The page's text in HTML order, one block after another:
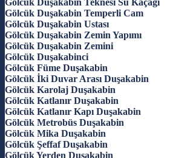
Gölcük Duşakabin Teknesi Su Kaçağı
Gölcük Duşakabin Temperli Cam
Gölcük Duşakabin Ustası
Gölcük Duşakabin Zemin Yapımı
Gölcük Duşakabin Zemini
Gölcük Duşakabinci
Gölcük Füme Duşakabin
Gölcük İki Duvar Arası Duşakabin
Gölcük Karolaj Duşakabin
Gölcük Katlanır Duşakabin
Gölcük Katlanır Kapı Duşakabin
Gölcük Metrobüs Duşakabin
Gölcük Mika Duşakabin
Gölcük Şeffaf Duşakabin
Gölcük Yerden Duşakabin